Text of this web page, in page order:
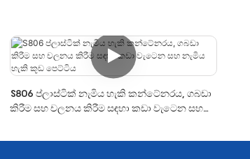
S806 ප්ලාස්ටික් නැමිය හැකි කන්ටේනරය, ගබඩා
කිරීම සහ චලනය කිරීම සඳහා කඩා වැටෙන සහ